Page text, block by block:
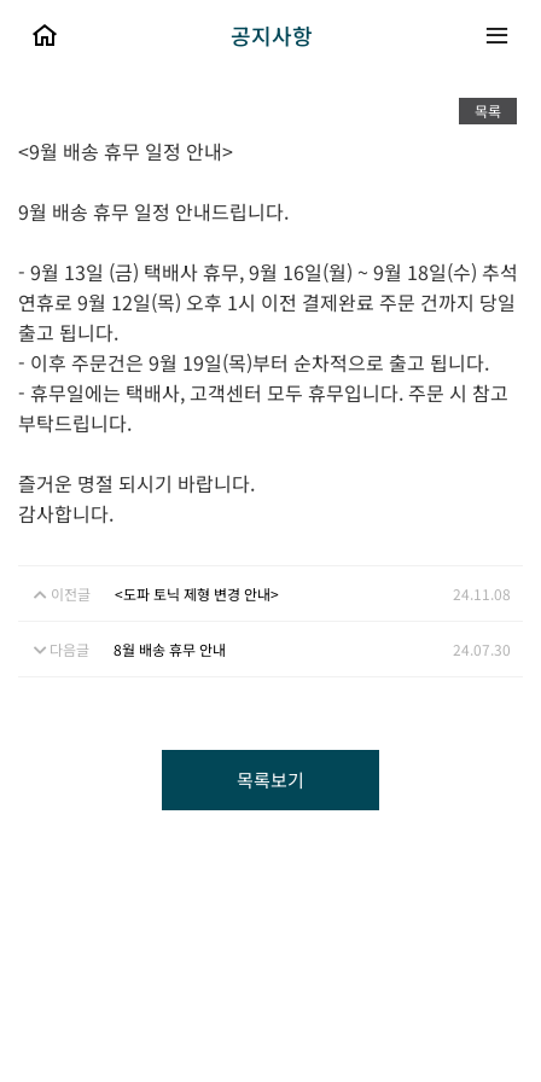
공지사항
목록
<9월 배송 휴무 일정 안내>
9월 배송 휴무 일정 안내드립니다.
- 9월 13일 (금) 택배사 휴무, 9월 16일(월) ~ 9월 18일(수) 추석
연휴로 9월 12일(목) 오후 1시 이전 결제완료 주문 건까지 당일
출고 됩니다.
- 이후 주문건은 9월 19일(목)부터 순차적으로 출고 됩니다.
- 휴무일에는 택배사, 고객센터 모두 휴무입니다. 주문 시 참고
부탁드립니다.
즐거운 명절 되시기 바랍니다.
감사합니다.
이전글 <도파 토닉 제형 변경 안내> 24.11.08
다음글 8월 배송 휴무 안내 24.07.30
목록보기